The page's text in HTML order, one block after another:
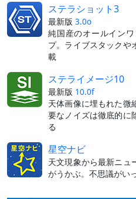
ステラショット3
最新版 3.0o
純国産のオールイン
プ。ライブスタックや
載
ステライメージ10
最新版 10.0f
天体画像に埋もれた微
要なノイズは徹底的に
る
星空ナビ
天文現象から最新ニュ
がうかぶ。不思議がい